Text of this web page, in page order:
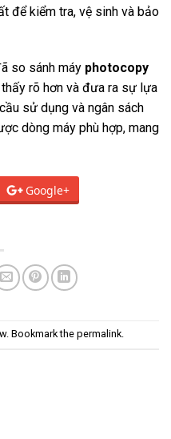
để kiểm tra, vệ sinh và bảo
so sánh máy photocopy
rõ hơn và đưa ra sự lựa
sử dụng và ngân sách
dòng máy phù hợp, mang
Google+
. Bookmark the permalink.